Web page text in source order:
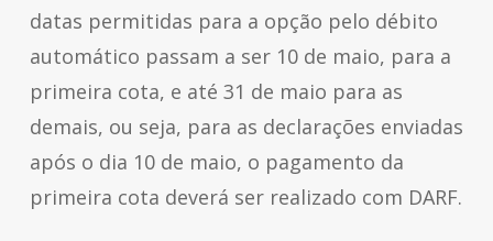
datas permitidas para a opção pelo débito
automático passam a ser 10 de maio, para a
primeira cota, e até 31 de maio para as
demais, ou seja, para as declarações enviadas
após o dia 10 de maio, o pagamento da
primeira cota deverá ser realizado com DARF.